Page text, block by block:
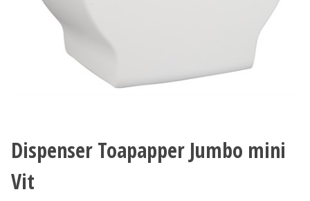
Dispenser Toapapper Jumbo mini
Vit